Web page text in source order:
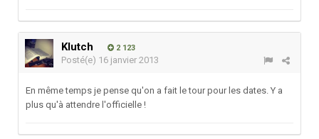
Klutch 2 123
Posté(e) 16 janvier 2013
En même temps je pense qu'on a fait le tour pour les dates. Y a
plus qu'à attendre l'officielle !